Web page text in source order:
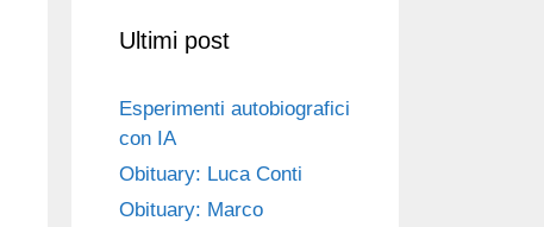
Ultimi post
Esperimenti autobiografici
con IA
Obituary: Luca Conti
Obituary: Marco